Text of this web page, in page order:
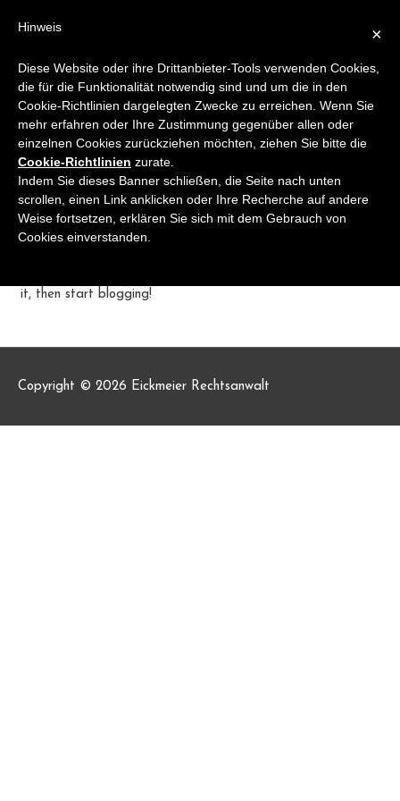
Inhalt
Uncategorized
Hello world!
Ein Kommentar /Uncategorized
it, then start blogging!
Copyright © 2026 Eickmeier Rechtsanwalt
×
Hinweis
Diese Website oder ihre Drittanbieter-Tools verwenden Cookies,
die für die Funktionalität notwendig sind und um die in den
Cookie-Richtlinien dargelegten Zwecke zu erreichen. Wenn Sie
mehr erfahren oder Ihre Zustimmung gegenüber allen oder
einzelnen Cookies zurückziehen möchten, ziehen Sie bitte die
Cookie-Richtlinien zurate.
Indem Sie dieses Banner schließen, die Seite nach unten
scrollen, einen Link anklicken oder Ihre Recherche auf andere
Weise fortsetzen, erklären Sie sich mit dem Gebrauch von
Cookies einverstanden.